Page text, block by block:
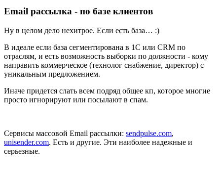
Email рассылка - по базе клиентов
Ну в целом дело нехитрое. Если есть база… :)
В идеале если база сегментирована в 1С или CRM по
отраслям, и есть возможность выборки по должности - кому
направить коммерческое (технолог снабжение, директор) с
уникальным предложением.
Иначе придется слать всем подряд общее кп, которое многие
просто игнорируют или посылают в спам.
Сервисы массовой Email рассылки: sendpulse.com,
unisender.com. Есть и другие. Эти наиболее надежные и
серьезные.